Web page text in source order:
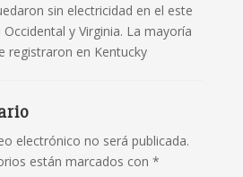
sin electricidad en el este
y Virginia. La mayoría
registraron en Kentucky
electrónico no será publicada.
están marcados con *